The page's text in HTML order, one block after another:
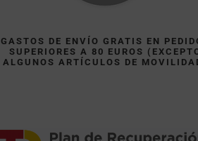
GASTOS DE ENVÍO GRATIS EN
SUPERIORES A 80 EUROS
ALGUNOS ARTÍCULOS DE